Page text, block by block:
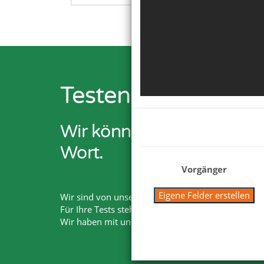
Vorgänger
Eigene Felder erstellen
Testen Sie Netxp-
Wir können Ihnen viel
Wort.
Wir sind von unseren Lösungen überzeugt.
Für Ihre Tests steht Ihnen der volle
Wir haben mit unserem Produkt und Services